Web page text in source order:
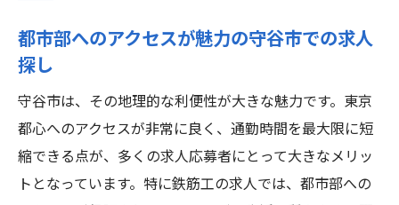
方を理解
高収入を得るためのスキルアップ法
守谷市での鉄筋工の労働環境
給与交渉のポイントと実例
都市部へのアクセスが魅力の守谷市での求人
探し
守谷市は、その地理的な利便性が大きな魅力です。東京
都心へのアクセスが非常に良く、通勤時間を最大限に短
縮できる点が、多くの求人応募者にとって大きなメリッ
トとなっています。特に鉄筋工の求人では、都市部への